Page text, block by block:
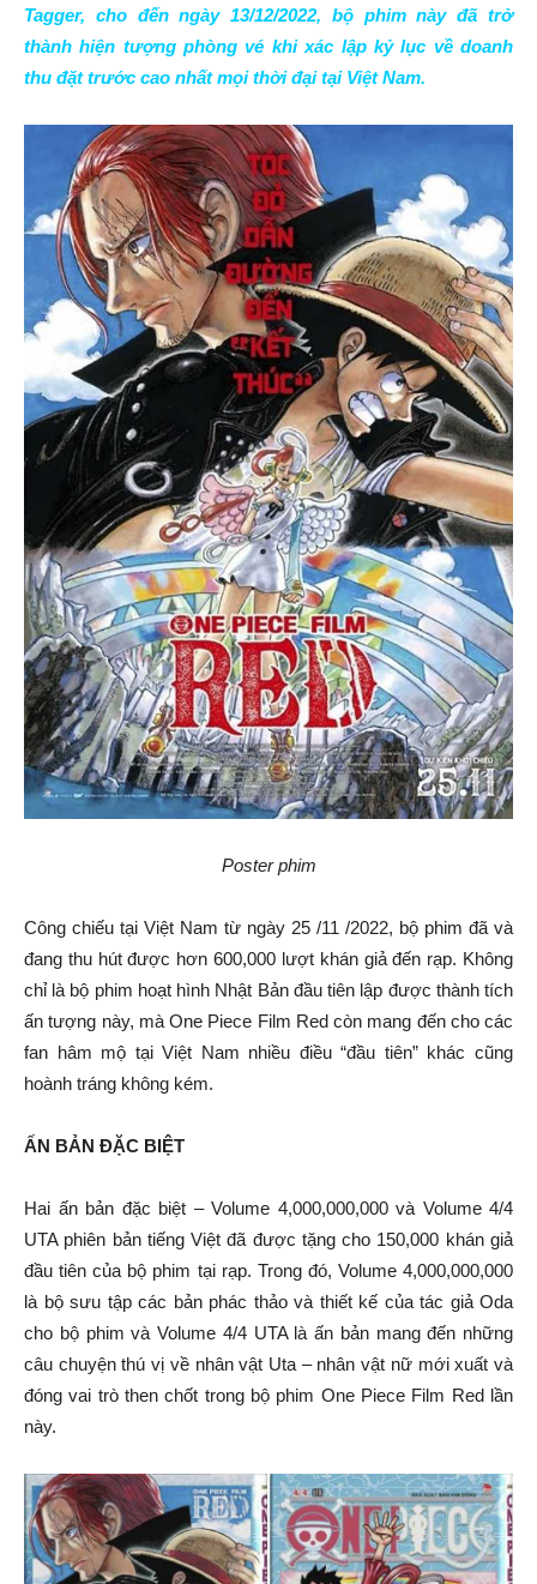
Tagger, cho đến ngày 13/12/2022, bộ phim này đã trở
thành hiện tượng phòng vé khi xác lập kỷ lục về doanh
thu đặt trước cao nhất mọi thời đại tại Việt Nam.
Poster phim
Công chiếu tại Việt Nam từ ngày 25 /11 /2022, bộ phim đã và
đang thu hút được hơn 600,000 lượt khán giả đến rạp. Không
chỉ là bộ phim hoạt hình Nhật Bản đầu tiên lập được thành tích
ấn tượng này, mà One Piece Film Red còn mang đến cho các
fan hâm mộ tại Việt Nam nhiều điều “đầu tiên” khác cũng
hoành tráng không kém.
ẤN BẢN ĐẶC BIỆT
Hai ấn bản đặc biệt – Volume 4,000,000,000 và Volume 4/4
UTA phiên bản tiếng Việt đã được tặng cho 150,000 khán giả
đầu tiên của bộ phim tại rạp. Trong đó, Volume 4,000,000,000
là bộ sưu tập các bản phác thảo và thiết kế của tác giả Oda
cho bộ phim và Volume 4/4 UTA là ấn bản mang đến những
câu chuyện thú vị về nhân vật Uta – nhân vật nữ mới xuất và
đóng vai trò then chốt trong bộ phim One Piece Film Red lần
này.